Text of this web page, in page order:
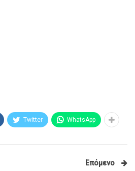
Twitter WhatsApp
Επόμενο